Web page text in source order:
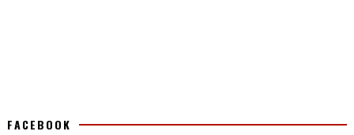
FACEBOOK